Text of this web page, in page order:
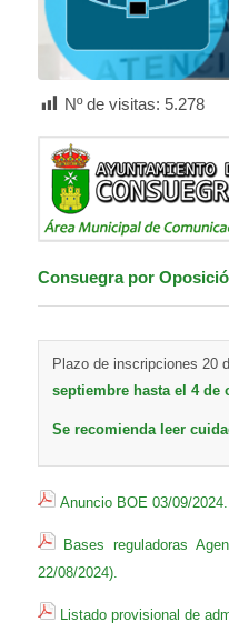
Nº de visitas: 5.278
Consuegra por
Plazo de inscripciones 20
septiembre hasta el 4 de
Se recomienda leer
Anuncio BOE 03/09/
Bases reguladoras
22/08/2024).
Listado provisional de